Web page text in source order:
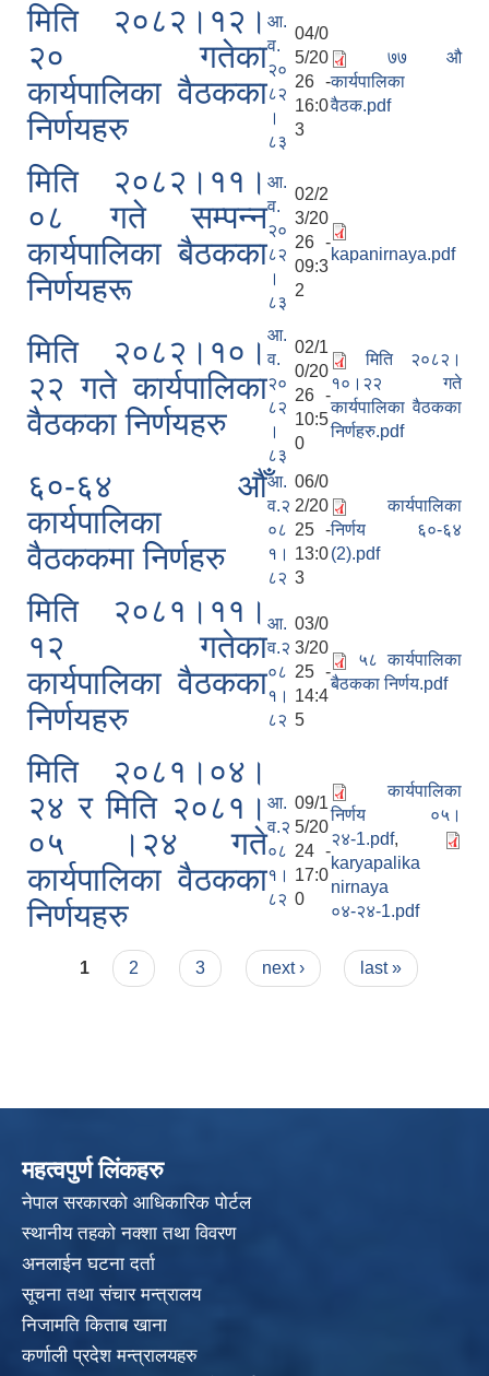
मिति २०८२।१२।
२० गतेका
कार्यपालिका वैठकका
निर्णयहरु
आ.
व.
२०
८२
।
८३
04/0
5/20
26 -
16:0
3
७७ औ
कार्यपालिका
वैठक.pdf
मिति २०८२।११।
०८ गते सम्पन्न
कार्यपालिका बैठकका
निर्णयहरू
आ.
व.
२०
८२
।
८३
02/2
3/20
26 -
09:3
2
kapanirnaya.pdf
मिति २०८२।१०।
२२ गते कार्यपालिका
वैठकका निर्णयहरु
आ.
व.
२०
८२
।
८३
02/1
0/20
26 -
10:5
0
मिति २०८२।
१०।२२ गते
कार्यपालिका वैठकका
निर्णहरु.pdf
६०-६४ औँ
कार्यपालिका
वैठककमा निर्णहरु
आ.
व.२
०८
१।
८२
06/0
2/20
25 -
13:0
3
कार्यपालिका
निर्णय ६०-६४
(2).pdf
मिति २०८१।११।
१२ गतेका
कार्यपालिका वैठकका
निर्णयहरु
आ.
व.२
०८
१।
८२
03/0
3/20
25 -
14:4
5
५८ कार्यपालिका
बैठकका निर्णय.pdf
मिति २०८१।०४।
२४ र मिति २०८१।
०५ ।२४ गते
कार्यपालिका वैठकका
निर्णयहरु
आ.
व.२
०८
१।
८२
09/1
5/20
24 -
17:0
0
कार्यपालिका
निर्णय ०५।
२४-1.pdf,
karyapalika
nirnaya
०४-२४-1.pdf
Pages
1 2 3 next › last »
महत्वपुर्ण लिंकहरु
नेपाल सरकारको आधिकारिक पोर्टल
स्थानीय तहको नक्शा तथा विवरण
अनलाईन घटना दर्ता
सूचना तथा संचार मन्त्रालय
निजामति किताब खाना
कर्णाली प्रदेश मन्त्रालयहरु